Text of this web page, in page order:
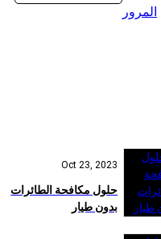
المرور
Oct 23, 2023
حلول مكافحة الطائرات
بدون طيار